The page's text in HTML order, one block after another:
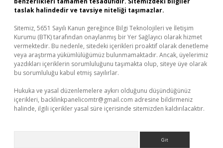
taslak halindedir ve tavsiye niteliği taşımazlar.
Sitemiz, 5651 Sayılı Kanun gereğince Bilgi Teknolojileri ve İletişim
Kurumu (BTK) tarafından onaylanmış bir Yer Sağlayıcı olarak hizmet
vermektedir. Bu nedenle, sitedeki içerikleri proaktif olarak denetleme
veya araştırma yükümlülüğümüz bulunmamaktadır. Ancak, üyelerimiz
yazdıkları içeriklerin sorumluluğunu taşımakta olup, siteye üye olarak
bu sorumluluğu kabul etmiş sayılırlar.
Hukuka ve yasal düzenlemelere aykırı olduğunu düşündüğünüz
içerikleri, backlinkpanelicomtr@gmail.com adresine bildirmeniz
halinde, ilgili içerikler yasal süre içerisinde sitemizden kaldırılacaktır.